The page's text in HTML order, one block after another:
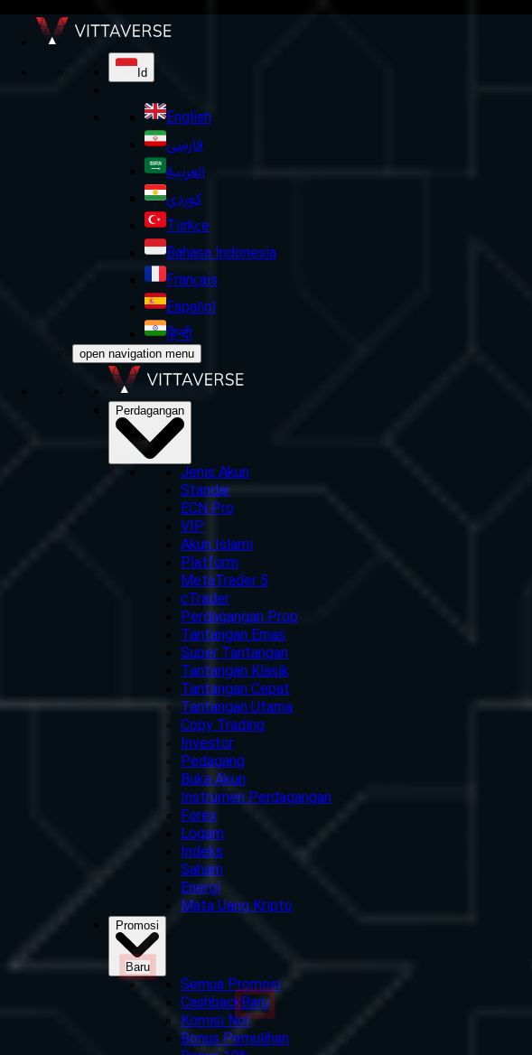
Id
English
فارسی
العربية
کوردی
Türkçe
Bahasa Indonesia
Français
Español
हिन्दी
open navigation menu
Perdagangan
Jenis Akun
Standar
ECN Pro
VIP
Akun Islami
Platform
MetaTrader 5
cTrader
Perdagangan Prop
Tantangan Emas
Super Tantangan
Tantangan Klasik
Tantangan Cepat
Tantangan Utama
Copy Trading
Investor
Pedagang
Buka Akun
Instrumen Perdagangan
Forex
Logam
Indeks
Saham
Energi
Mata Uang Kripto
Promosi
Baru
Semua Promosi
CashbackBaru
Komisi Nol
Bonus Pemulihan